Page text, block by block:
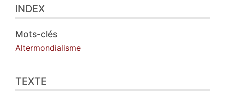
Texte
Illustrations
Citer cet article
Auteur
INDEX
Mots-clés
Altermondialisme
TEXTE